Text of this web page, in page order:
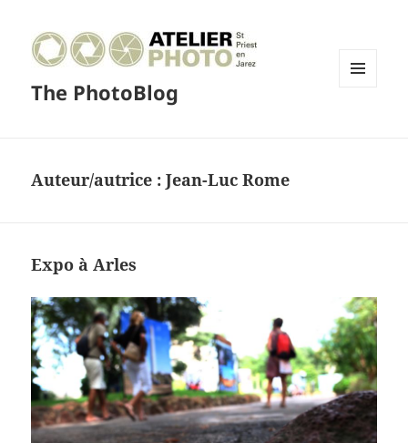
The PhotoBlog
Auteur/autrice :Jean-Luc Rome
Expo à Arles